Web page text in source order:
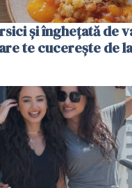
și înghețată de
te cucerește de